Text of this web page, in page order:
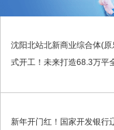
沈阳北站北新商业综合体(原
式开工！未来打造68.3万平
新年开门红！国家开发银行